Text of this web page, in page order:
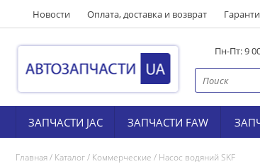
Новости Оплата, доставка и возврат
Пн-Пт: 9
ЗАПЧАСТИ JAC ЗАПЧАСТИ FAW
Главная/ Каталог/ Коммерческие / Насос водяний SKF